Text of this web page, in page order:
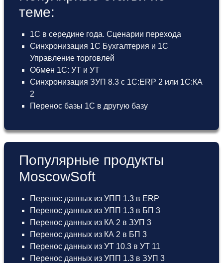
теме:
1С в середине года. Сценарии перехода
Синхронизация 1С Бухгалтерия и 1С
Управление торговлей
Обмен 1С: УТ и УТ
Синхронизация ЗУП 8.3 с 1С:ERP 2 или 1С:КА
2
Перенос базы 1С в другую базу
Популярные продукты
MoscowSoft
Перенос данных из УПП 1.3 в ERP
Перенос данных из УПП 1.3 в БП 3
Перенос данных из КА 2 в ЗУП 3
Перенос данных из КА 2 в БП 3
Перенос данных из УТ 10.3 в УТ 11
Перенос данных из УПП 1.3 в ЗУП 3